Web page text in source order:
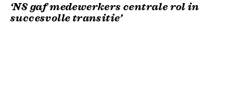
‘NS gaf medewerkers centrale rol in
succesvolle transitie’